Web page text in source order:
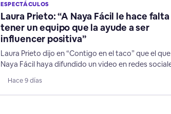
ESPECTÁCULOS
Laura Prieto: “A Naya Fácil le hace falta
tener un equipo que la ayude a ser
influencer positiva”
Laura Prieto dijo en “Contigo en el taco” que el que
Naya Fácil haya difundido un video en redes
por hora, es una irresponsabilidad sobre todo frente
a niños y jóvenes que la siguen.
Hace 9 días